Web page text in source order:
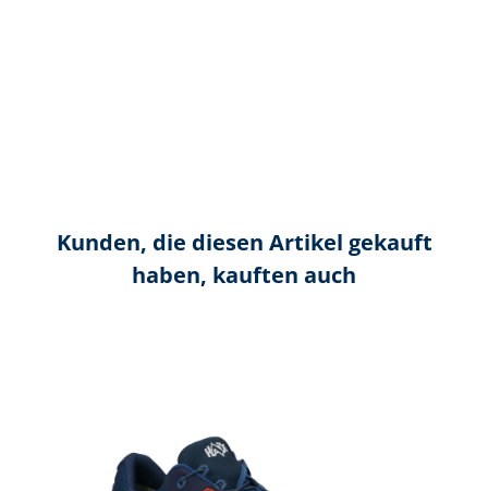
Kunden, die diesen Artikel gekauft
haben, kauften auch